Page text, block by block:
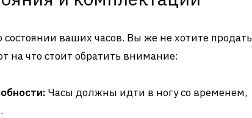
состоянии ваших часов. Вы же не хотите продать
на что стоит обратить внимание:
Часы должны идти в ногу со временем,